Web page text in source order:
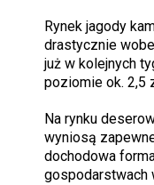
Rynek jagody
drastycznie
już w kolejnych
poziomie ok. 2,5
Na rynku
wyniosą
dochodowa
gospodarstwach